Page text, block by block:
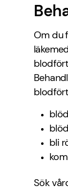
Om du
bli
Sök